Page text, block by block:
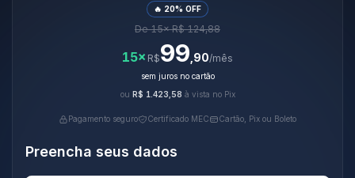
🔥 20% OFF
De 15× R$ 124,88
15× R$99 ,90/mês
sem juros no cartão
ou R$ 1.423,58 à vista no Pix
Pagamento seguro Certificado MEC Cartão, Pix ou Boleto
Preencha seus dados